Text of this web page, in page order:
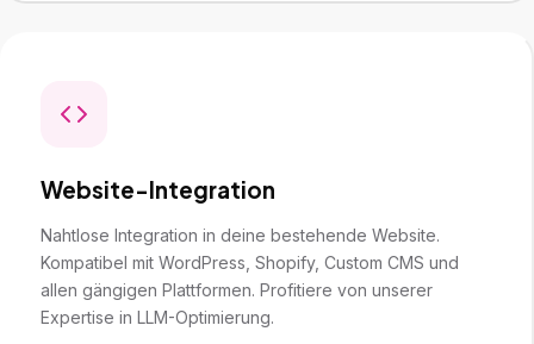
Website-Integration
Nahtlose Integration in deine bestehende Website.
Kompatibel mit WordPress, Shopify, Custom CMS und
allen gängigen Plattformen. Profitiere von unserer
Expertise in LLM-Optimierung.